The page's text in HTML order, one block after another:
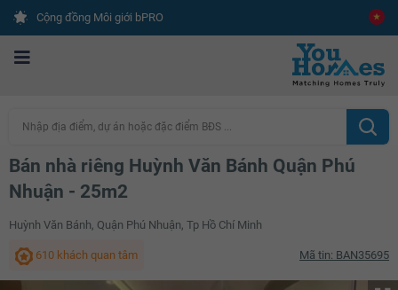
Cộng đồng Môi giới bPRO
Nhập địa điểm, dự án hoặc đặc điểm BĐS ...
Bán nhà riêng Huỳnh Văn Bánh Quận Phú
Nhuận - 25m2
Huỳnh Văn Bánh, Quận Phú Nhuận, Tp Hồ Chí Minh
610 khách quan tâm Mã tin: BAN35695